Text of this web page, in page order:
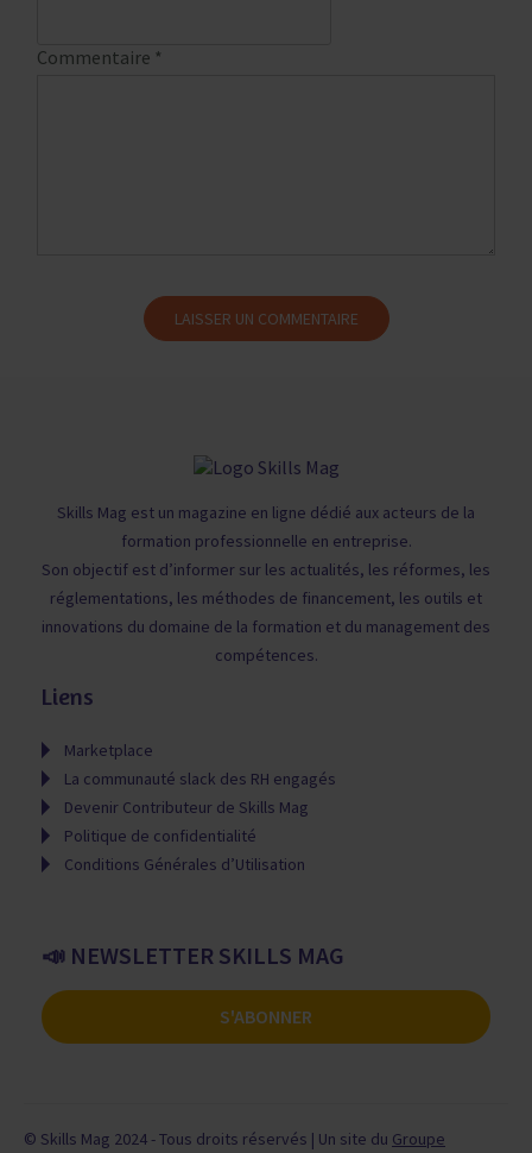
Commentaire *
Skills Mag est un magazine en ligne dédié aux acteurs de la
formation professionnelle en entreprise.
Son objectif est d’informer sur les actualités, les réformes, les
réglementations, les méthodes de financement, les outils et
innovations du domaine de la formation et du management des
compétences.
Liens
Marketplace
La communauté slack des RH engagés
Devenir Contributeur de Skills Mag
Politique de confidentialité
Conditions Générales d’Utilisation
📣 NEWSLETTER SKILLS MAG
S'ABONNER
© Skills Mag 2024 - Tous droits réservés | Un site du Groupe